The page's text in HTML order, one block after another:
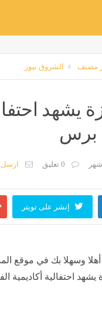
مصنف الشروق نيوز
برس
0 تعليق ارسل
إنشر على تويتر
أهلا وسهلا بك في موقع